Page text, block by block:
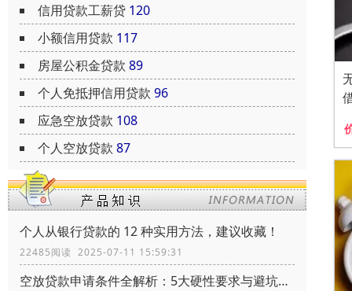
信用贷款工薪贷 120
小额信用贷款 117
房屋公积金贷款 89
个人免抵押信用贷款 96
应急空放贷款 108
个人空放贷款 87
个人从银行贷款的 12 种实用方法，建议收藏！
22485阅读 2025-07-11 15:59:31
空放贷款申请条件全解析：5大硬性要求与避坑指南